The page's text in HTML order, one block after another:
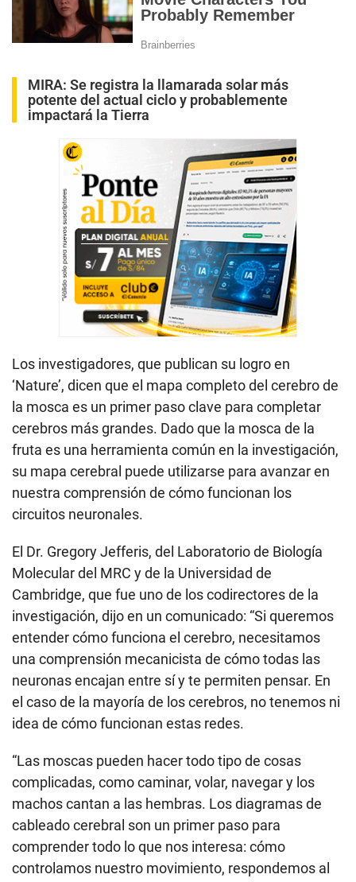
MIRA: Se registra la llamarada solar más
potente del actual ciclo y probablemente
impactará la Tierra
Los investigadores, que publican su logro en
‘Nature’, dicen que el mapa completo del cerebro de
la mosca es un primer paso clave para completar
cerebros más grandes. Dado que la mosca de la
fruta es una herramienta común en la investigación,
su mapa cerebral puede utilizarse para avanzar en
nuestra comprensión de cómo funcionan los
circuitos neuronales.
El Dr. Gregory Jefferis, del Laboratorio de Biología
Molecular del MRC y de la Universidad de
Cambridge, que fue uno de los codirectores de la
investigación, dijo en un comunicado: “Si queremos
entender cómo funciona el cerebro, necesitamos
una comprensión mecanicista de cómo todas las
neuronas encajan entre sí y te permiten pensar. En
el caso de la mayoría de los cerebros, no tenemos ni
idea de cómo funcionan estas redes.
“Las moscas pueden hacer todo tipo de cosas
complicadas, como caminar, volar, navegar y los
machos cantan a las hembras. Los diagramas de
cableado cerebral son un primer paso para
comprender todo lo que nos interesa: cómo
controlamos nuestro movimiento, respondemos al